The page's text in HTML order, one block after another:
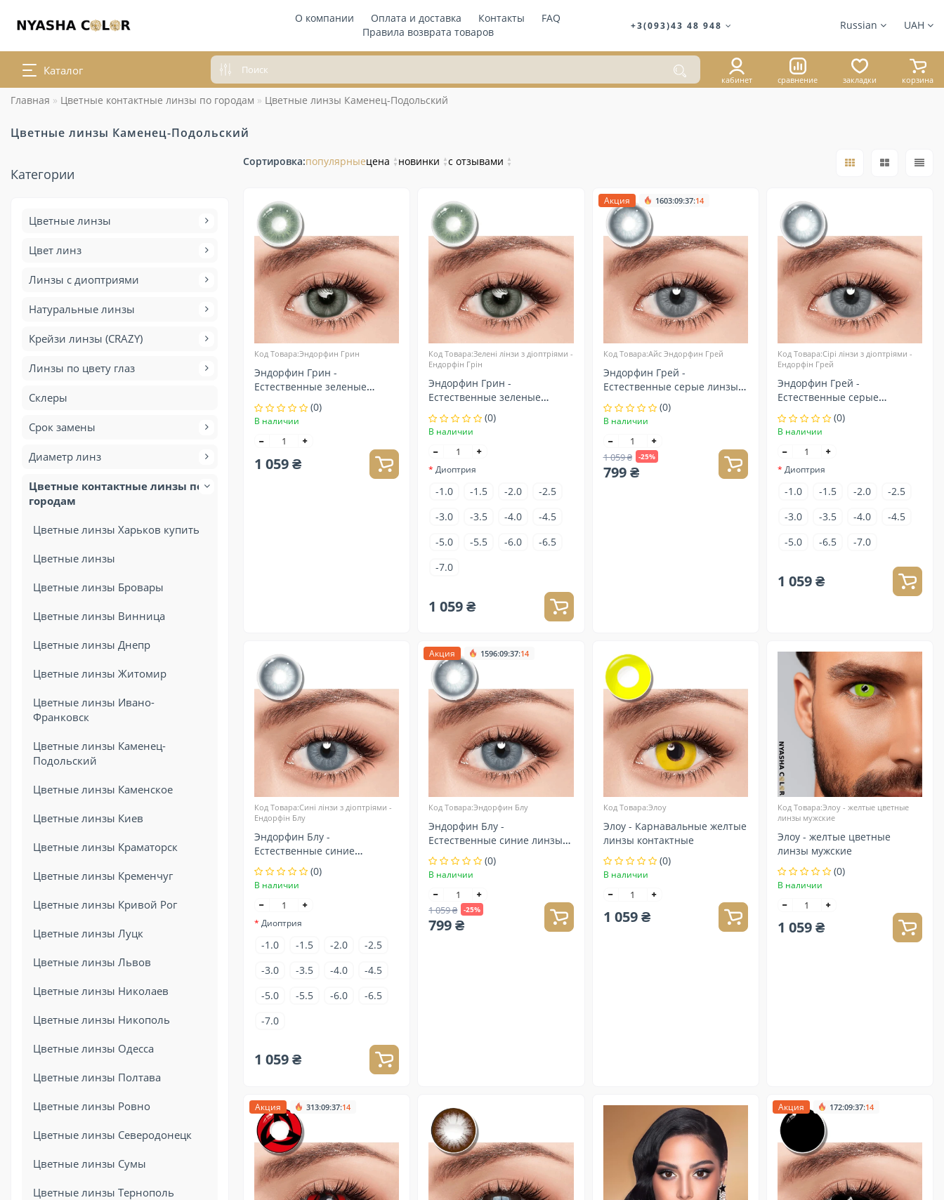
О компании Оплата и доставка Контакты
FAQ
Правила возврата товаров
+3(093)43 48 948 UAH
Russian
Каталог
кабинет сравнение закладки корзина
Главная Цветные контактные линзы по городам Цветные линзы Каменец-Подольский
Цветные линзы Каменец-Подольский
Категории
Цветные линзы
Цвет линз
Линзы с диоптриями
Натуральные линзы
Крейзи линзы (CRAZY)
Линзы по цвету глаз
Склеры
Срок замены
Диаметр линз
Цветные контактные линзы по
городам
Цветные линзы Харьков купить
Цветные линзы
Цветные линзы Бровары
Цветные линзы Винница
Цветные линзы Днепр
Цветные линзы Житомир
Цветные линзы Ивано-
Франковск
Цветные линзы Каменец-
Подольский
Цветные линзы Каменское
Цветные линзы Киев
Цветные линзы Краматорск
Цветные линзы Кременчуг
Цветные линзы Кривой Рог
Цветные линзы Луцк
Цветные линзы Львов
Цветные линзы Николаев
Цветные линзы Никополь
Цветные линзы Одесса
Цветные линзы Полтава
Цветные линзы Ровно
Цветные линзы Северодонецк
Цветные линзы Сумы
Цветные линзы Тернополь
Сортировка:популярныецена ▲
▼ новинки ▲
▼с отзывами ▲
▼
Код Товара:Эндорфин Грин
Эндорфин Грин -
Естественные зеленые
линзы контактные
(0)
В наличии
1 059 ₴
Код Товара:Зелені лінзи з діоптріями -
Ендорфін Грін
Эндорфин Грин -
Естественные зеленые
контактные линзы для
зрения
(0)
В наличии
Диоптрия
-1.0 -1.5 -2.0
-2.5
-3.0
-3.5 -4.0
-4.5
-5.0
-5.5 -6.0
-6.5
-7.0
1 059 ₴
Акция 1603:09:37:13
Код Товара:Айс Эндорфин Грей
Эндорфин Грей -
Естественные серые линзы
контактные (0)
В наличии
1 059 ₴ -25%
799 ₴
Код Товара:Сірі лінзи з діоптріями -
Ендорфін Грей
Эндорфин Грей -
Естественные серые
контактные линзы для
зрения
(0)
В наличии
Диоптрия
-1.0 -1.5 -2.0
-2.5
-3.0
-3.5 -4.0
-4.5
-5.0
-6.5 -7.0
1 059 ₴
Код Товара:Сині лінзи з діоптріями -
Ендорфін Блу
Эндорфин Блу -
Естественные синие
контактные линзы для
зрения
(0)
В наличии
Диоптрия
-1.0 -1.5 -2.0
-2.5
-3.0
-3.5 -4.0
-4.5
-5.0
-5.5 -6.0
-6.5
-7.0
1 059 ₴
Акция 1596:09:37:13
Код Товара:Эндорфин Блу
Эндорфин Блу -
Естественные синие линзы
контактные (0)
В наличии
1 059 ₴ -25%
799 ₴
Код Товара:Элоу
Элоу - Карнавальные желтые
линзы контактные
(0)
В наличии
1 059 ₴
Код Товара:Элоу - желтые цветные
линзы мужские
Элоу - желтые цветные
линзы мужские
(0)
В наличии
1 059 ₴
Акция 313:09:37:13 Акция 172:09:37:13